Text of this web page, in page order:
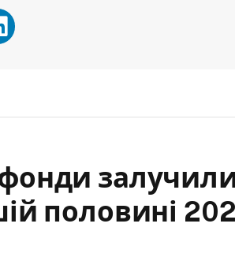
залучили
половині